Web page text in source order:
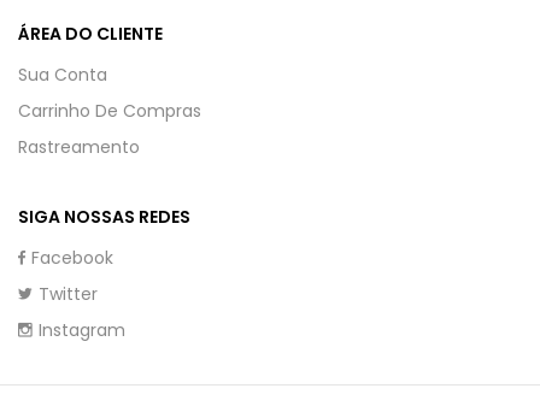
ÁREA DO CLIENTE
Sua Conta
Carrinho De Compras
Rastreamento
SIGA NOSSAS REDES
Facebook
Twitter
Instagram